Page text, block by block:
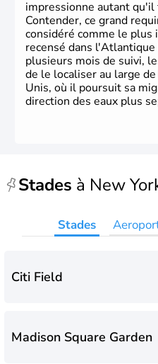
impressionne autant qu'il
Contender, ce grand
considéré comme le plus
recensé dans
plusieurs mois de suivi,
de le localiser au large
Unis, où il poursuit sa
direction des eaux plus
Stades à New
Stades
Citi Field
Madison Square Garden